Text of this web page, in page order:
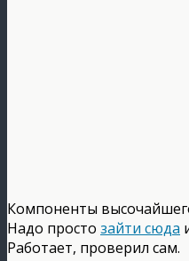
Компоненты
Надо просто зайти сюда
Работает, проверил сам.